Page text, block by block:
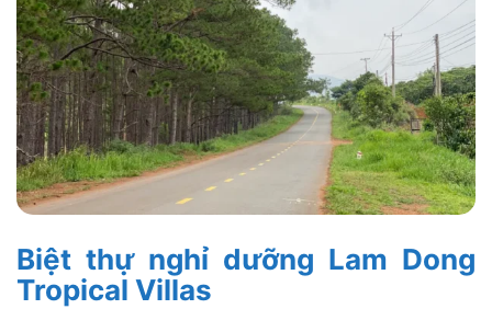
Biệt thự nghỉ dưỡng Lam Dong
Tropical Villas